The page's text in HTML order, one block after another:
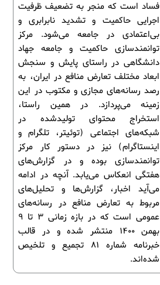
فساد است که منجر به تضعیف ظرفیت
اجرایی حاکمیت و تشدید نابرابری و
بی‌اعتمادی در جامعه می‌شود. مرکز
توانمندسازی حاکمیت و جامعه جهاد
دانشگاهی در راستای پایش و سنجش
ابعاد مختلف تعارض منافع در ایران، به
رصد رسانه‌های مجازی و مکتوب در این
زمینه می‌پردازد. در همین راستا،
استخراج محتوای تولیدشده در
شبکه‌های اجتماعی (توئیتر، تلگرام و
اینستاگرام) نیز در دستور کار مرکز
توانمندسازی بوده و در گزارش‌های
هفتگی انعکاس می‌یابد. آنچه در ادامه
می‌آید اخبار، گزارش‌ها و تحلیل‌های
مربوط به تعارض منافع در رسانه‌های
عمومی است که در بازه زمانی 3 تا 9
بهمن 1400 منتشر شده و در قالب
خبرنامه شماره 81 تجمیع و تلخیص
شده‌اند.